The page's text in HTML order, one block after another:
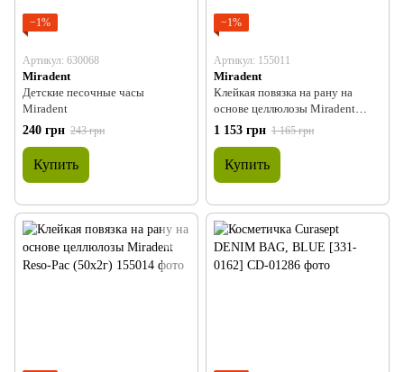
−1%
Артикул: 630068
Miradent
Детские песочные часы
Miradent
240 грн 243 грн
Купить
−1%
Артикул: 155011
Miradent
Клейкая повязка на рану на
основе целлюлозы Miradent
Reso-Pac (25 г)
1 153 грн 1 165 грн
Купить